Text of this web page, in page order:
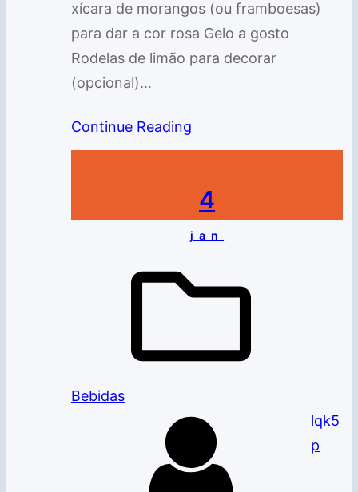
xícara de morangos (ou framboesas)
para dar a cor rosa Gelo a gosto
Rodelas de limão para decorar
(opcional)…
Continue Reading
4
jan
Bebidas
lqk5
p